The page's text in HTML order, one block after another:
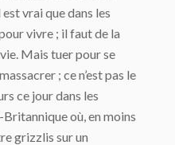
vrai que dans les
vivre ; il faut de la
Mais tuer pour se
; ce n’est pas le
ce jour dans les
où, en moins
grizzlis sur un